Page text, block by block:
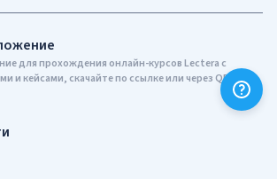
для прохождения онлайн-курсов Lectera c
и кейсами, скачайте по ссылке или через QR-код